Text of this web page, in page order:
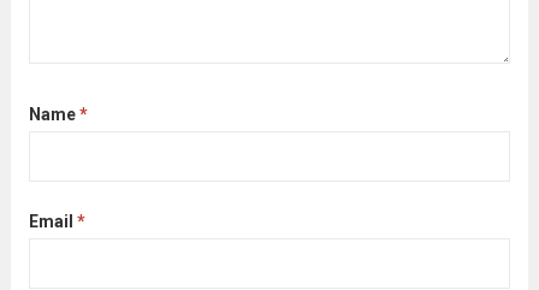
Name*
Email *